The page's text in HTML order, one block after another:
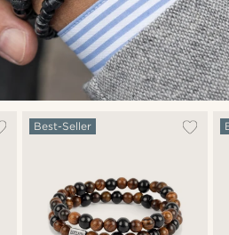
Best-Seller